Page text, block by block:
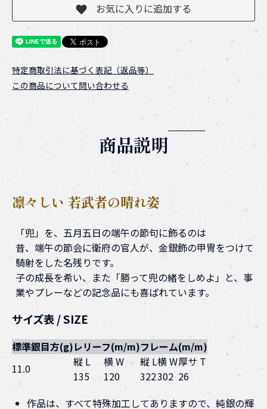
お気に入りに追加する
特定商取引法に基づく表記（返品等）
この商品について問い合わせる
商品説明
凛々しい 若武者の晴れ姿
「兜」を、五月五日の端午の節句に飾るのは
昔、端午の節会に衛府の官人が、金銀飾の甲冑をつけて
騎射をした名残りです。
子の成長を希い、また「勝って兜の緒をしめよ」と、事
業やプレーなどの記念品にも喜ばれています。
サイズ表 / SIZE
標準銀目方(g)レリーフ(m/m)フレーム(m/m)
11.0
縦 L 横 W 縦 L横 W厚サ T
135
120 322302 26
作品は、すべて特殊加工してありますので、純銀の輝